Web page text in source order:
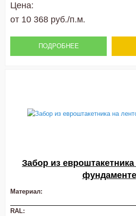
Цена:
от 10 368 руб./п.м.
ПОДРОБНЕЕ
Забор из
фундаменте
Материал:
RAL: